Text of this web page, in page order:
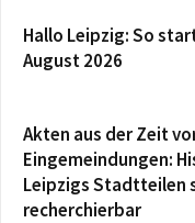
Hallo Leipzig: So
August 2026
Akten aus der Zeit
Eingemeindungen:
Leipzigs Stadtteilen
recherchierbar